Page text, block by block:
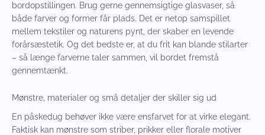
bordopstillingen. Brug gerne gennemsigtige glasvaser, så
både farver og former får plads. Det er netop samspillet
mellem tekstiler og naturens pynt, der skaber en levende
forårsæstetik. Og det bedste er, at du frit kan blande stilarter
– så længe farverne taler sammen, vil bordet fremstå
gennemtænkt.
Mønstre, materialer og små detaljer der skiller sig ud
En påskedug behøver ikke være ensfarvet for at virke elegant.
Faktisk kan mønstre som striber, prikker eller florale motiver